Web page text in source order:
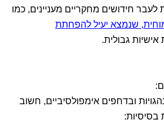
חידושים מחקריים מעניינים, כמו
שנמצא יעיל להפחתת
גבולית.
ובדחפים אימפולסיביים, חשוב
בסיסיות: